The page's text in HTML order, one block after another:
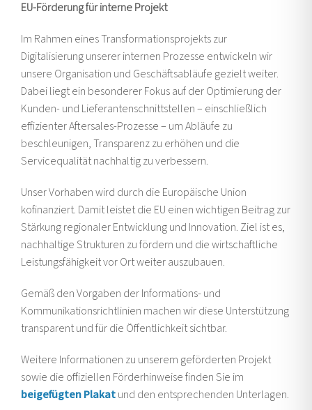
EU-Förderung für interne Projekt
Im Rahmen eines Transformationsprojekts zur
Digitalisierung unserer internen Prozesse entwickeln wir
unsere Organisation und Geschäftsabläufe gezielt weiter.
Dabei liegt ein besonderer Fokus auf der Optimierung der
Kunden- und Lieferantenschnittstellen – einschließlich
effizienter Aftersales-Prozesse – um Abläufe zu
beschleunigen, Transparenz zu erhöhen und die
Servicequalität nachhaltig zu verbessern.
Unser Vorhaben wird durch die Europäische Union
kofinanziert. Damit leistet die EU einen wichtigen Beitrag zur
Stärkung regionaler Entwicklung und Innovation. Ziel ist es,
nachhaltige Strukturen zu fördern und die wirtschaftliche
Leistungsfähigkeit vor Ort weiter auszubauen.
Gemäß den Vorgaben der Informations- und
Kommunikationsrichtlinien machen wir diese Unterstützung
transparent und für die Öffentlichkeit sichtbar.
Weitere Informationen zu unserem geförderten Projekt
sowie die offiziellen Förderhinweise finden Sie im
beigefügten Plakatund den entsprechenden Unterlagen.